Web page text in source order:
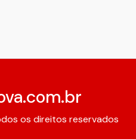
os direitos reservados